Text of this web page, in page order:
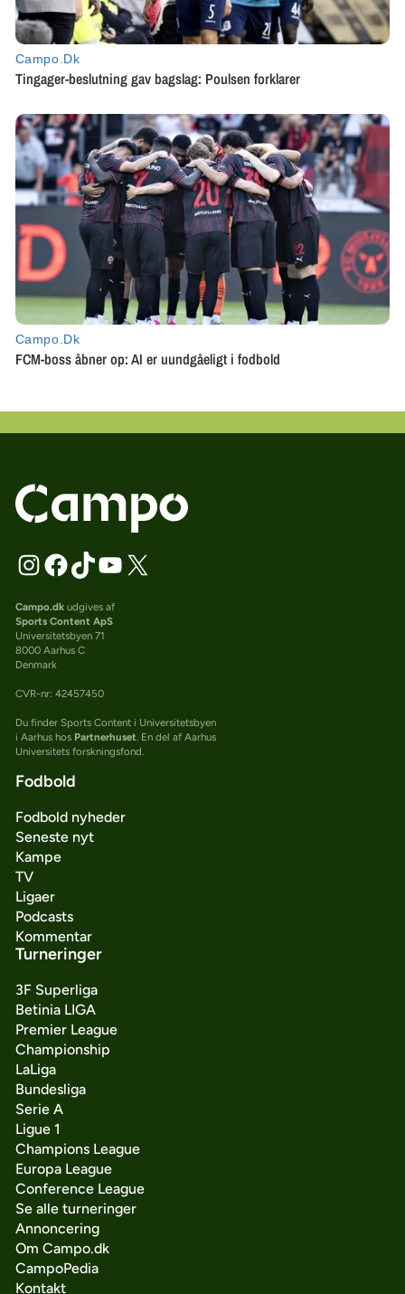
Campo.dkudgives af
Sports Content ApS
Universitetsbyen 71
8000 Aarhus C
Denmark
CVR-nr: 42457450
Du finder Sports Content i Universitetsbyen
i Aarhus hos Partnerhuset. En del af Aarhus
Universitets forskningsfond.
Fodbold
Fodbold nyheder
Seneste nyt
Kampe
TV
Ligaer
Podcasts
Kommentar
Turneringer
3F Superliga
Betinia LIGA
Premier League
Championship
LaLiga
Bundesliga
Serie A
Ligue 1
Champions League
Europa League
Conference League
Se alle turneringer
Annoncering
Om Campo.dk
CampoPedia
Kontakt